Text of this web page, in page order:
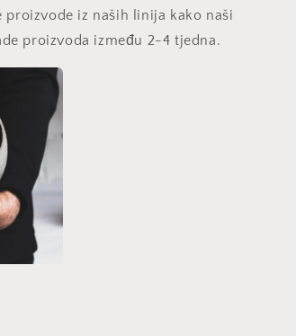
iz naših linija kako naši
proizvoda između 2-4 tjedna.